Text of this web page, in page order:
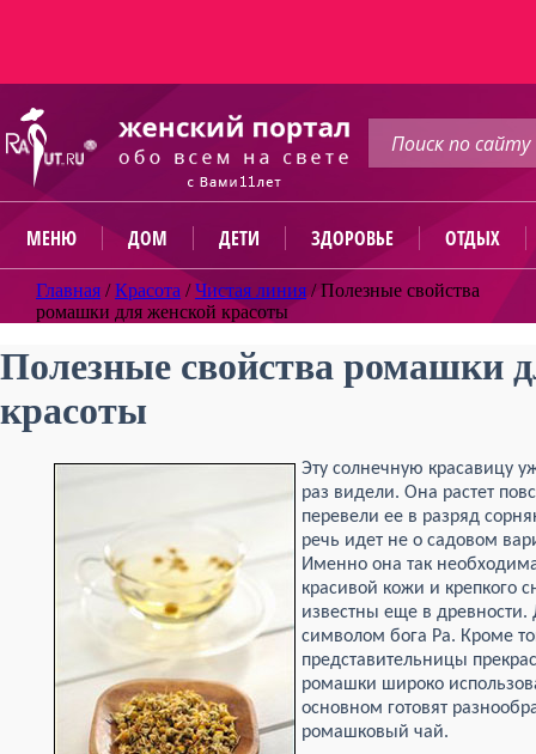
МЕНЮ ДОМ ДЕТИ ЗДОРОВЬЕ ОТДЫХ
Главная /Красота /Чистая линия /Полезные свойства
ромашки для женской красоты
Полезные свойства ромашки
красоты
Эту солнечную красавицу
раз видели. Она растет
перевели ее в разряд
речь идет не о садовом
Именно она так
красивой кожи и крепкого
известны еще в древности.
символом бога Ра. Кроме
представительницы
ромашки широко
основном готовят
ромашковый чай.